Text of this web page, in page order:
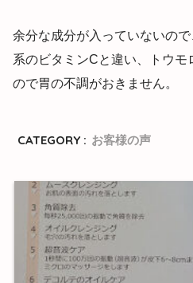
余分な成分が入っていないの
系のビタミンCと違い、トウ
ので胃の不調がおきません。
CATEGORY : お客様の声